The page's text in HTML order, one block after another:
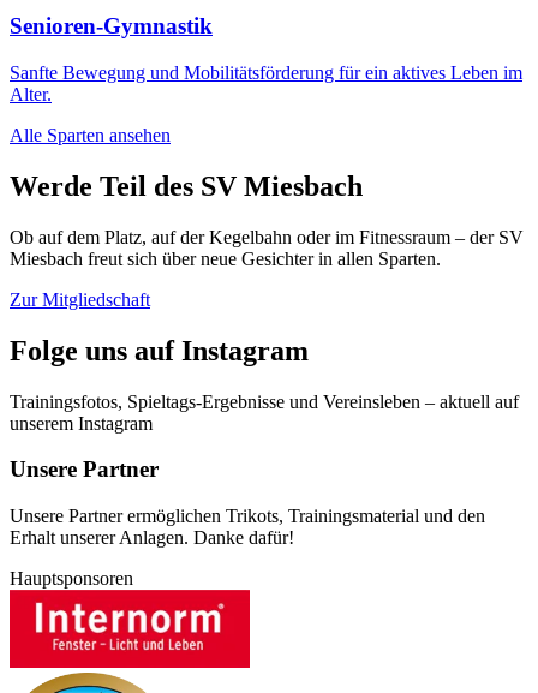
Senioren-Gymnastik
Sanfte Bewegung und Mobilitätsförderung für ein aktives Leben im
Alter.
Alle Sparten ansehen
Werde Teil des SV Miesbach
Ob auf dem Platz, auf der Kegelbahn oder im Fitnessraum – der SV
Miesbach freut sich über neue Gesichter in allen Sparten.
Zur Mitgliedschaft
Folge uns auf Instagram
Trainingsfotos, Spieltags-Ergebnisse und Vereinsleben – aktuell auf
unserem Instagram
Unsere Partner
Unsere Partner ermöglichen Trikots, Trainingsmaterial und den
Erhalt unserer Anlagen. Danke dafür!
Hauptsponsoren